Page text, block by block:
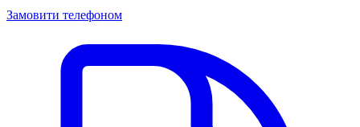
Замовити телефоном